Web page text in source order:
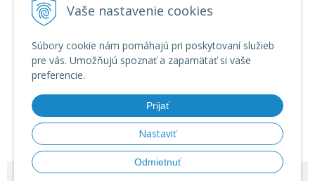
Vaše nastavenie cookies
Súbory cookie nám pomáhajú pri poskytovaní služieb
pre vás. Umožňujú spoznať a zapamätať si vaše
preferencie.
Prijať
Nastaviť
Odmietnuť
Možnosti platby a doprava
Dĺžka florbalovej hokejky
Zahnutie hokejky/čepele
Veľkostná tabuľka
© 2026 INSPO | Florbal od výrobcu •tvorba eshopu cez UNIobchod